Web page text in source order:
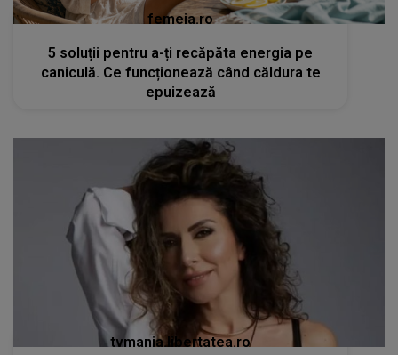
femeia.ro
5 soluții pentru a-ți recăpăta energia pe
caniculă. Ce funcționează când căldura te
epuizează
tvmania.libertatea.ro